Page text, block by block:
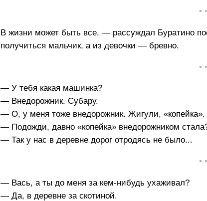
•
В жизни может быть все, — рассуждал Буратино
получиться мальчик, а из девочки — бревно.
•
— У тебя какая машинка?
— Внедорожник. Субару.
— О, у меня тоже внедорожник. Жигули, «копейка».
— Подожди, давно «копейка» внедорожником
— Так у нас в деревне дорог отродясь не было...
•
— Вась, а ты до меня за кем-нибудь ухаживал?
— Да, в деревне за скотиной.